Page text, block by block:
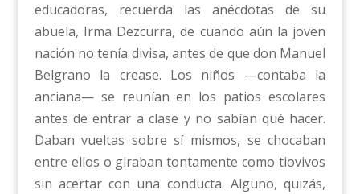
educadoras, recuerda las anécdotas de su
abuela, Irma Dezcurra, de cuando aún la joven
nación no tenía divisa, antes de que don Manuel
Belgrano la crease. Los niños —contaba la
anciana— se reunían en los patios escolares
antes de entrar a clase y no sabían qué hacer.
Daban vueltas sobre sí mismos, se chocaban
entre ellos o giraban tontamente como tiovivos
sin acertar con una conducta. Alguno, quizás,